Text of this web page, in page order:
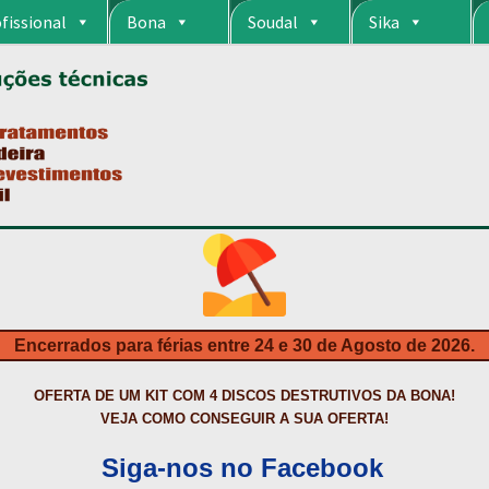
Bona Soudal Sika
CARRINHO CART
DA BONA?
HIDROFUGANTES
PRODUTOS ECOLÓGICOS CERTIFICADOS
DE BETÃO COM FERRO À VISTA REVESTIMENTO DE TANQUES E
TERMOS E CONDIÇÕESTINTA PROTEÇÃOTINTASTRATAMENTO
Encerrados para férias entre 24 e 30 de Agosto de 2026.
OFERTA DE UM KIT COM 4 DISCOS DESTRUTIVOS DA BONA!
VEJA COMO CONSEGUIR A SUA OFERTA!
Siga-nos no Facebook